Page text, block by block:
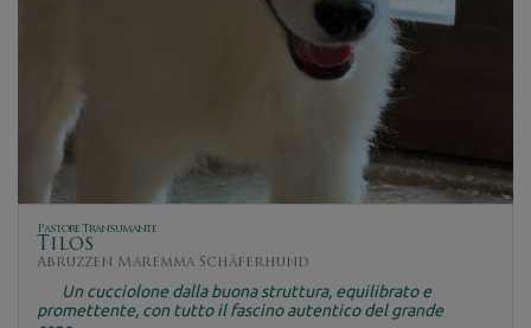
Pastore Transumante
Tilos
Abruzzen Maremma Schäferhund
Un cucciolone dalla buona struttura, equilibrato e
promettente, con tutto il fascino autentico del grande